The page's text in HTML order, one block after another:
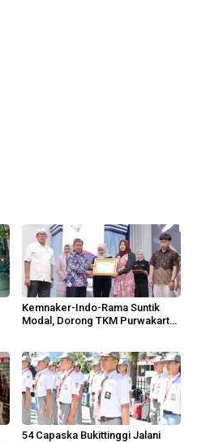
Kemnaker-Indo-Rama Suntik
Modal, Dorong TKM Purwakarta
54 Capaska Bukittinggi Jalani